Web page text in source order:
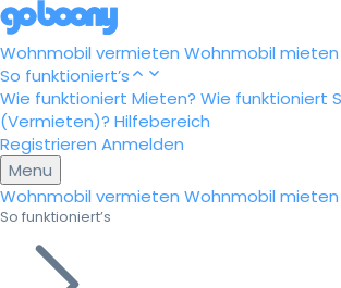
Wohnmobil vermieten Wohnmobil mieten
So funktioniert’s
Wie funktioniert Mieten? Wie funktioniert
(Vermieten)? Hilfebereich
Registrieren Anmelden
Menu
Wohnmobil vermieten Wohnmobil mieten
So funktioniert’s